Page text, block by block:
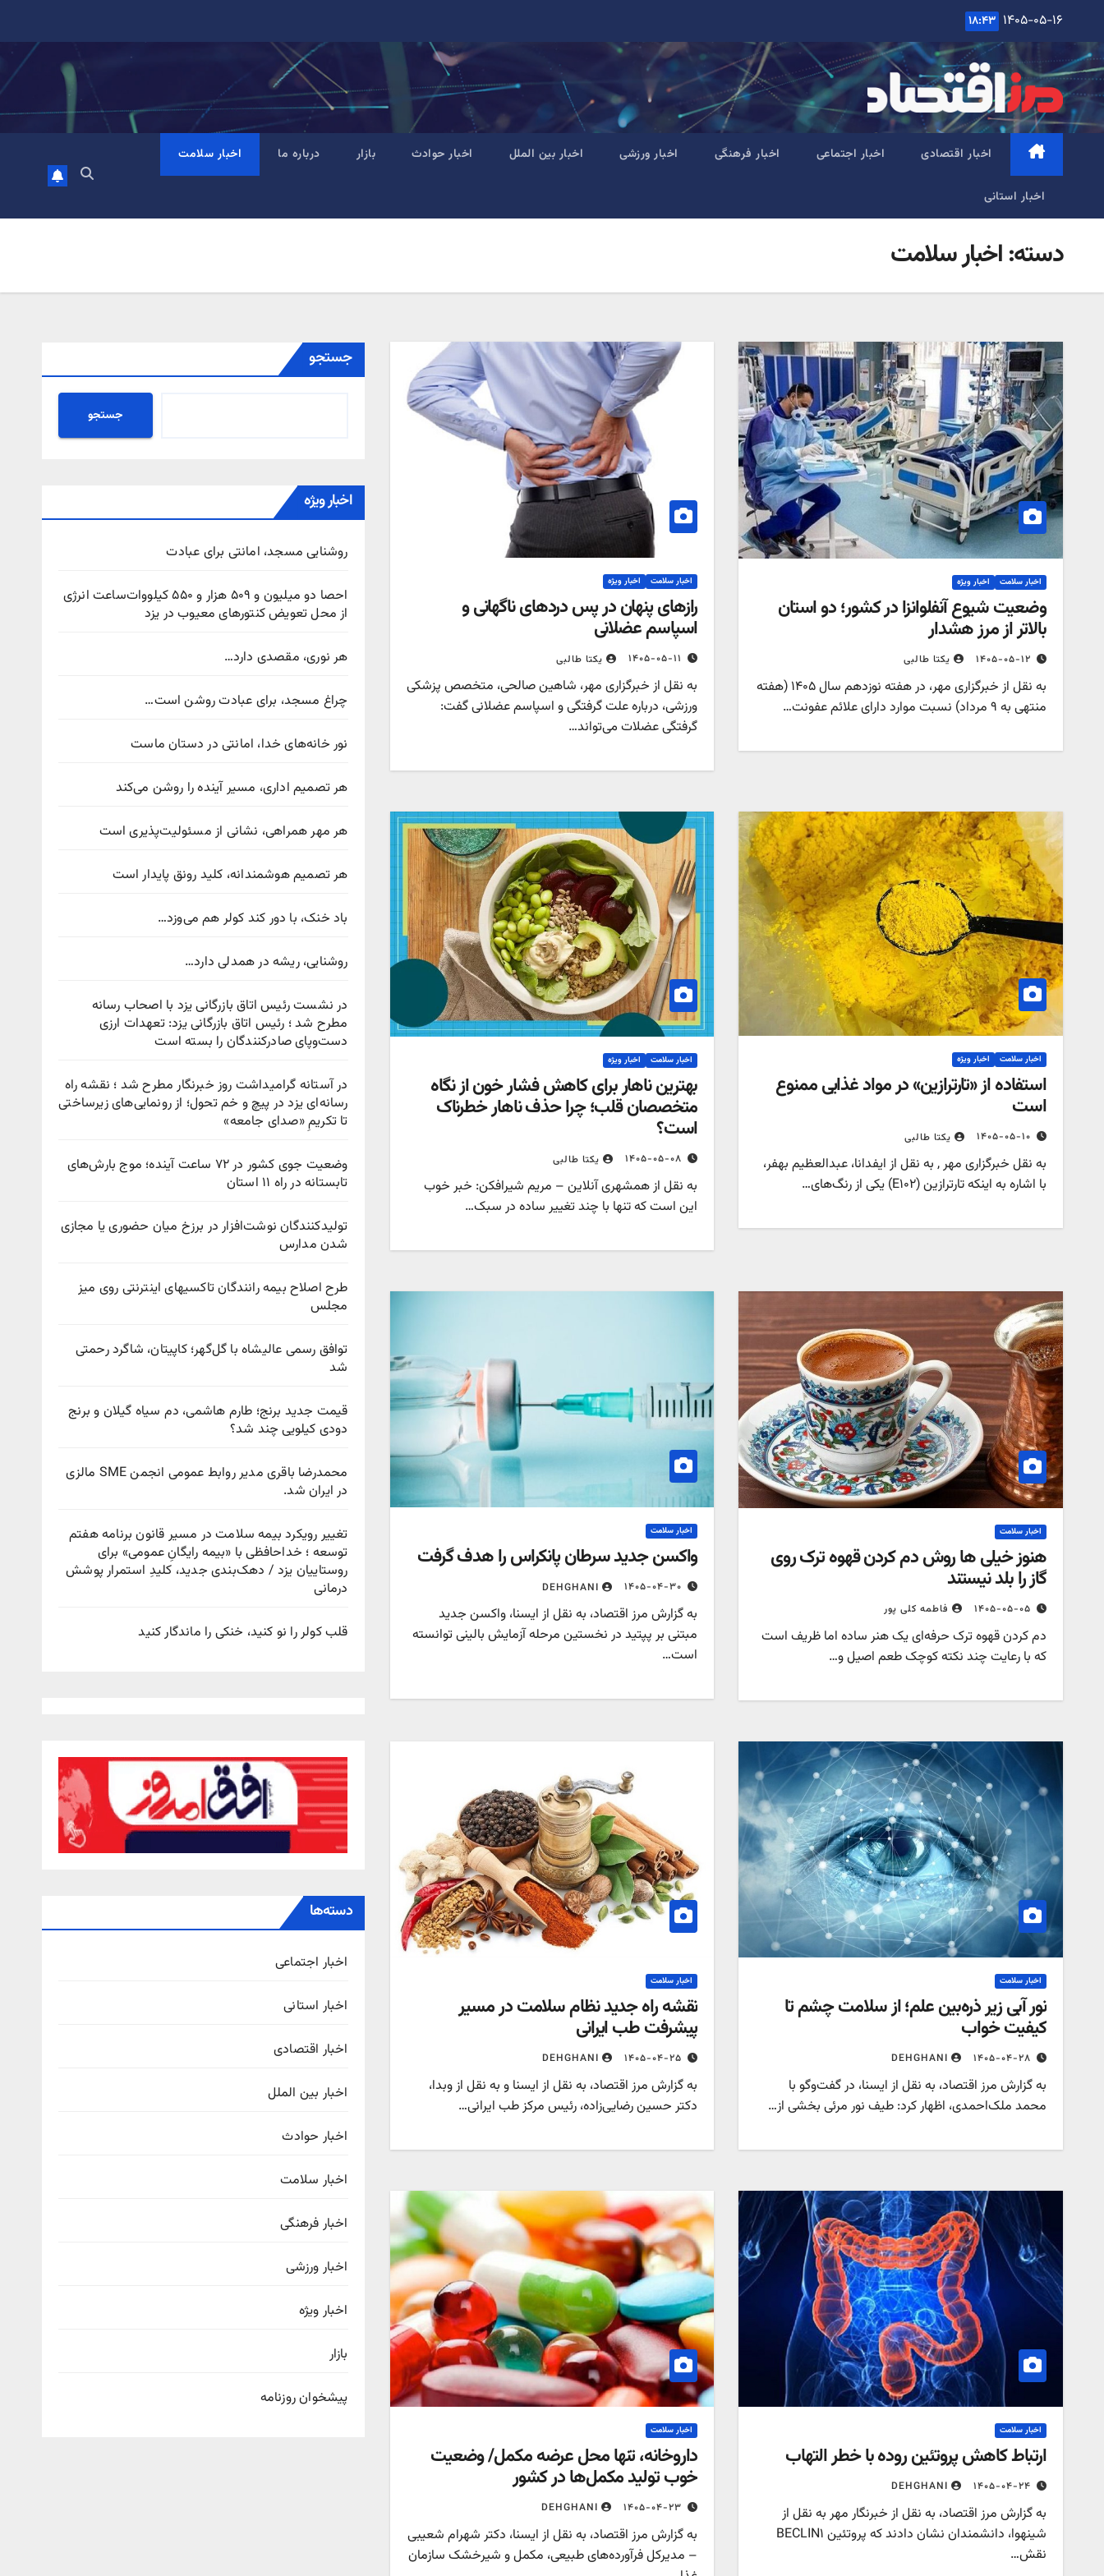
content
۱۴۰۵-۰۵-۱۶ ۱۸:۴۳
اخبار اقتصادی اخبار اجتماعی اخبار فرهنگی اخبار ورزشی اخبار بین الملل اخبار حوادث بازار درباره ما اخبار سلامت
اخبار استانی
دسته:اخبار سلامت
اخبار سلامت اخبار ویژه
وضعیت شیوع آنفلوانزا در کشور؛ دو استان
بالاتر از مرز هشدار
۱۴۰۵-۰۵-۱۲ یکتا طالبی
به نقل از خبرگزاری مهر، در هفته نوزدهم سال ۱۴۰۵ (هفته
منتهی به ۹ مرداد) نسبت موارد دارای علائم عفونت…
اخبار سلامت اخبار ویژه
رازهای پنهان در پس دردهای ناگهانی و
اسپاسم عضلانی
۱۴۰۵-۰۵-۱۱ یکتا طالبی
به نقل از خبرگزاری مهر، شاهین صالحی، متخصص پزشکی
ورزشی، درباره علت گرفتگی و اسپاسم عضلانی گفت:
گرفتگی عضلات می‌تواند…
اخبار سلامت اخبار ویژه
استفاده از «تارترازین» در مواد غذایی ممنوع
است
۱۴۰۵-۰۵-۱۰ یکتا طالبی
به نقل خبرگزاری مهر , به نقل از ایفدانا، عبدالعظیم بهفر،
با اشاره به اینکه تارترازین (E۱۰۲) یکی از رنگ‌های…
اخبار سلامت اخبار ویژه
بهترین ناهار برای کاهش فشار خون از نگاه
متخصصان قلب؛ چرا حذف ناهار خطرناک
است؟
۱۴۰۵-۰۵-۰۸ یکتا طالبی
به نقل از همشهری آنلاین – مریم شیرافکن: خبر خوب
این است که تنها با چند تغییر ساده در سبک…
اخبار سلامت
هنوز خیلی ها روش دم کردن قهوه ترک روی
گاز را بلد نیستند
۱۴۰۵-۰۵-۰۵ فاطمه کلی پور
دم کردن قهوه ترک حرفه‌ای یک هنر ساده اما ظریف است
که با رعایت چند نکته کوچک طعم اصیل و…
اخبار سلامت
واکسن جدید سرطان پانکراس را هدف گرفت
۱۴۰۵-۰۴-۳۰ DEHGHANI
به گزارش مرز اقتصاد، به نقل از ایسنا، واکسن جدید
مبتنی بر پپتید در نخستین مرحله آزمایش بالینی توانسته
است…
اخبار سلامت
نور آبی زیر ذره‌بین علم؛ از سلامت چشم تا
کیفیت خواب
۱۴۰۵-۰۴-۲۸ DEHGHANI
به گزارش مرز اقتصاد، به نقل از ایسنا، در گفت‌وگو با
محمد ملک‌احمدی، اظهار کرد: طیف نور مرئی بخشی از…
اخبار سلامت
نقشه راه جدید نظام سلامت در مسیر
پیشرفت طب ایرانی
۱۴۰۵-۰۴-۲۵ DEHGHANI
به گزارش مرز اقتصاد، به نقل از ایسنا و به نقل از وبدا،
دکتر حسین رضایی‌زاده، رئیس مرکز طب ایرانی…
اخبار سلامت
ارتباط کاهش پروتئین روده با خطر التهاب
۱۴۰۵-۰۴-۲۴ DEHGHANI
به گزارش مرز اقتصاد، به نقل از خبرنگار مهر به نقل از
شینهوا، دانشمندان نشان دادند که پروتئین BECLIN۱
نقش…
اخبار سلامت
داروخانه، تنها محل عرضه مکمل/ وضعیت
خوب تولید مکمل‌ها در کشور
۱۴۰۵-۰۴-۲۳ DEHGHANI
به گزارش مرز اقتصاد، به نقل از ایسنا، دکتر شهرام شعیبی
– مدیرکل فرآورده‌های طبیعی، مکمل و شیرخشک سازمان
جستجو
جستجو
اخبار ویژه
روشنایی مسجد، امانتی برای عبادت
احصا دو میلیون و ۵۰۹ هزار و ۵۵۰ کیلووات‌ساعت انرژی
از محل تعویض کنتورهای معیوب در یزد
هر نوری، مقصدی دارد…
چراغ مسجد، برای عبادت روشن است…
نور خانه‌های خدا، امانتی در دستان ماست
هر تصمیم اداری، مسیر آینده را روشن می‌کند
هر مهر همراهی، نشانی از مسئولیت‌پذیری است
هر تصمیم هوشمندانه، کلید رونق پایدار است
باد خنک، با دور کند کولر هم می‌وزد…
روشنایی، ریشه در همدلی دارد…
در نشست رئیس اتاق بازرگانی یزد با اصحاب رسانه
مطرح شد ؛ رئیس اتاق بازرگانی یزد: تعهدات ارزی
دست‌وپای صادرکنندگان را بسته است
در آستانه گرامیداشت روز خبرنگار مطرح شد ؛ نقشه راه
رسانه‌ای یزد در پیچ‌ و خم تحول؛ از رونمایی‌های زیرساختی
تا تکریمِ «صدای جامعه»
وضعیت جوی کشور در ۷۲ ساعت آینده؛ موج بارش‌های
تابستانه در راه ۱۱ استان
تولیدکنندگان نوشت‌افزار در برزخ میان حضوری یا مجازی
شدن مدارس
طرح اصلاح بیمه رانندگان تاکسیهای اینترنتی روی میز
مجلس
توافق رسمی عالیشاه با گل‌گهر؛ کاپیتان، شاگرد رحمتی
شد
قیمت جدید برنج؛ طارم هاشمی، دم سیاه گیلان و برنج
دودی کیلویی چند شد؟
محمدرضا باقری مدیر روابط عمومی انجمن SME مالزی
در ایران شد.
تغییر رویکرد بیمه سلامت در مسیر قانون برنامه هفتم
توسعه ؛ خداحافظی با «بیمه رایگانِ عمومی» برای
روستاییان یزد / دهک‌بندی جدید، کلیدِ استمرار پوشش
درمانی
قلب کولر را نو کنید، خنکی را ماندگار کنید
دسته‌ها
اخبار اجتماعی
اخبار استانی
اخبار اقتصادی
اخبار بین الملل
اخبار حوادث
اخبار سلامت
اخبار فرهنگی
اخبار ورزشی
اخبار ویژه
بازار
پیشخوان روزنامه